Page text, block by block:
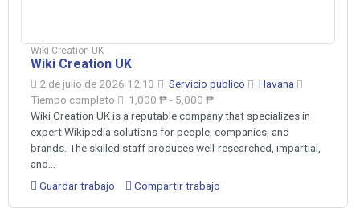
Wiki Creation UK
Wiki Creation UK
2 de julio de 2026 12:13 Servicio público
Havana
Tiempo completo
1,000 ₱ - 5,000 ₱
Wiki Creation UK is a reputable company that specializes in
expert Wikipedia solutions for people, companies, and
brands. The skilled staff produces well-researched, impartial,
and...
Guardar trabajo
Compartir trabajo